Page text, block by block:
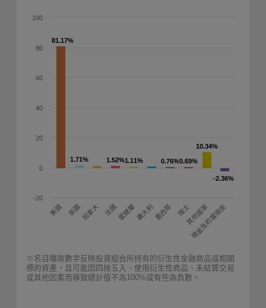
81.17%
81.17%
1.71%
1.71% 1.52%
1.52%1.11%
1.11% 0.76%
0.76%0.69%
0.69%
10.34%
10.34%
-2.36%
-2.36%
美國 英國加拿大 法國愛爾蘭義大利墨西哥 瑞士其他國家
現金及約當現金
-20
0
20
40
60
80
100
※名目曝險數字反映投資組合所持有的衍生性金融商品或相關
標的資產，且可能因四捨五入、使用衍生性商品、未結算交易
或其他因素而導致總計值不為100%或有些為負數。